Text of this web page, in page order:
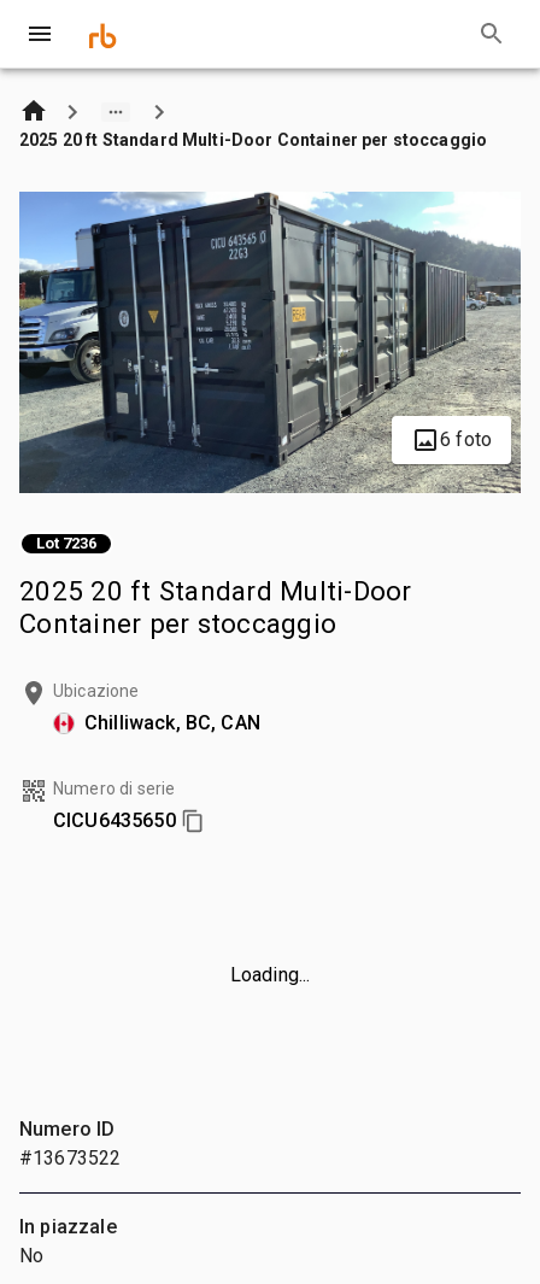
2025 20 ft Standard Multi-Door Container per stoccaggio
6 foto
Lot 7236
2025 20 ft Standard Multi-Door
Container per stoccaggio
Ubicazione
Chilliwack, BC, CAN
Numero di serie
CICU6435650
Loading...
Numero ID
#13673522
In piazzale
No